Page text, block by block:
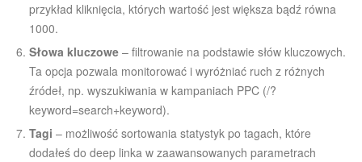
przykład kliknięcia, których wartość jest większa bądź równa
1000.
Słowa kluczowe – filtrowanie na podstawie słów kluczowych.
Ta opcja pozwala monitorować i wyróżniać ruch z różnych
źródeł, np. wyszukiwania w kampaniach PPC (/?
keyword=search+keyword).
Tagi – możliwość sortowania statystyk po tagach, które
dodałeś do deep linka w zaawansowanych parametrach